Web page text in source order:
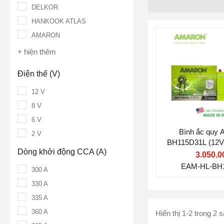
DELKOR
HANKOOK ATLAS
AMARON
+ hiện thêm
Điện thế (V)
12 V
8 V
6 V
2 V
Dòng khởi động CCA (A)
300 A
330 A
335 A
360 A
Thương hiệu
Điện thế (V):
Dung lượng
Dòng khởi
750 A
Công nghệ:
Miễn Bảo
Bình ắc quy
BH115D31L
EAM-HL-
Hiển thị 1-2 trong 2